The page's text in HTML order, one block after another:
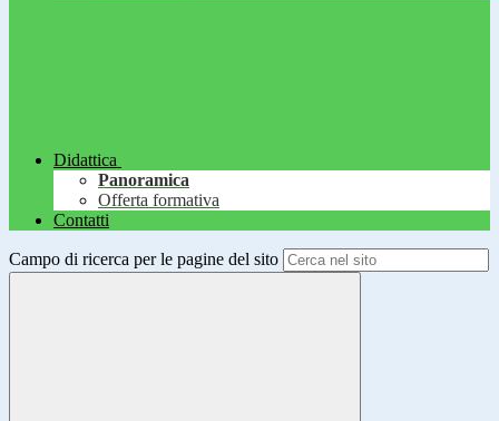
Didattica
Panoramica
Offerta formativa
Contatti
Campo di ricerca per le pagine del sito